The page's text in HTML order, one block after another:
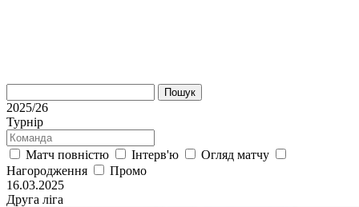
Пошук
2025/26
Турнір
Матч повністю Інтерв'ю
Огляд матчу
Нагородження
Промо
16.03.2025
Друга ліга